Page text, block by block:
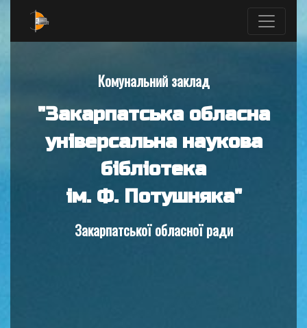
Комунальний заклад
"Закарпатська обласна
універсальна наукова
бібліотека
ім. Ф. Потушняка"
Закарпатської обласної ради